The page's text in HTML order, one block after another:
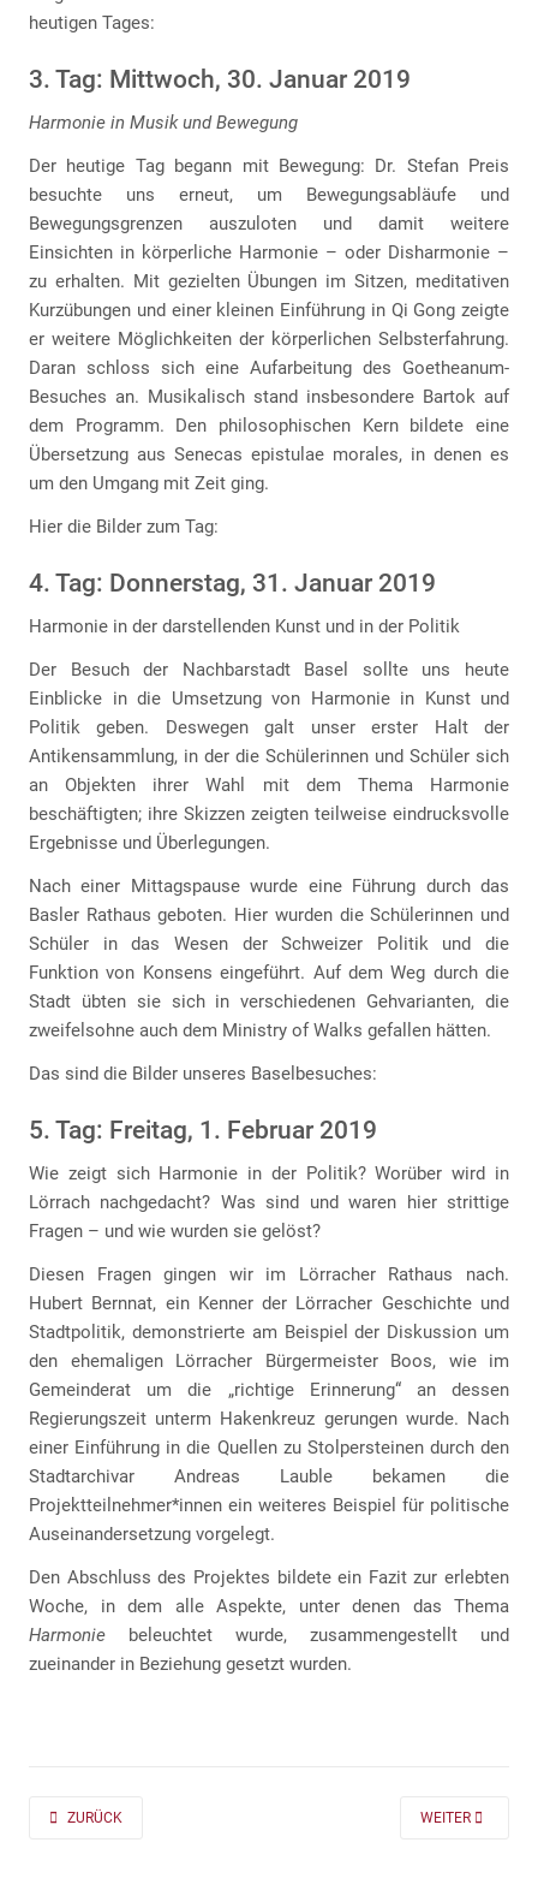
heutigen Tages:
3. Tag: Mittwoch, 30. Januar 2019
Harmonie in Musik und Bewegung
Der heutige Tag begann mit Bewegung: Dr. Stefan Preis
besuchte uns erneut, um Bewegungsabläufe und
Bewegungsgrenzen auszuloten und damit weitere
Einsichten in körperliche Harmonie – oder Disharmonie –
zu erhalten. Mit gezielten Übungen im Sitzen, meditativen
Kurzübungen und einer kleinen Einführung in Qi Gong zeigte
er weitere Möglichkeiten der körperlichen Selbsterfahrung.
Daran schloss sich eine Aufarbeitung des Goetheanum-
Besuches an. Musikalisch stand insbesondere Bartok auf
dem Programm. Den philosophischen Kern bildete eine
Übersetzung aus Senecas epistulae morales, in denen es
um den Umgang mit Zeit ging.
Hier die Bilder zum Tag:
4. Tag: Donnerstag, 31. Januar 2019
Harmonie in der darstellenden Kunst und in der Politik
Der Besuch der Nachbarstadt Basel sollte uns heute
Einblicke in die Umsetzung von Harmonie in Kunst und
Politik geben. Deswegen galt unser erster Halt der
Antikensammlung, in der die Schülerinnen und Schüler sich
an Objekten ihrer Wahl mit dem Thema Harmonie
beschäftigten; ihre Skizzen zeigten teilweise eindrucksvolle
Ergebnisse und Überlegungen.
Nach einer Mittagspause wurde eine Führung durch das
Basler Rathaus geboten. Hier wurden die Schülerinnen und
Schüler in das Wesen der Schweizer Politik und die
Funktion von Konsens eingeführt. Auf dem Weg durch die
Stadt übten sie sich in verschiedenen Gehvarianten, die
zweifelsohne auch dem Ministry of Walks gefallen hätten.
Das sind die Bilder unseres Baselbesuches:
5. Tag: Freitag, 1. Februar 2019
Wie zeigt sich Harmonie in der Politik? Worüber wird in
Lörrach nachgedacht? Was sind und waren hier strittige
Fragen – und wie wurden sie gelöst?
Diesen Fragen gingen wir im Lörracher Rathaus nach.
Hubert Bernnat, ein Kenner der Lörracher Geschichte und
Stadtpolitik, demonstrierte am Beispiel der Diskussion um
den ehemaligen Lörracher Bürgermeister Boos, wie im
Gemeinderat um die „richtige Erinnerung“ an dessen
Regierungszeit unterm Hakenkreuz gerungen wurde. Nach
einer Einführung in die Quellen zu Stolpersteinen durch den
Stadtarchivar Andreas Lauble bekamen die
Projektteilnehmer*innen ein weiteres Beispiel für politische
Auseinandersetzung vorgelegt.
Den Abschluss des Projektes bildete ein Fazit zur erlebten
Woche, in dem alle Aspekte, unter denen das Thema
Harmonie beleuchtet wurde, zusammengestellt und
zueinander in Beziehung gesetzt wurden.
PREVIOUS ARTICLE: AD FONTES 2019/20 „MASS“ FÜR DIE KLASSEN 7
ZURÜCK NEXT ARTICLE:
WEITER